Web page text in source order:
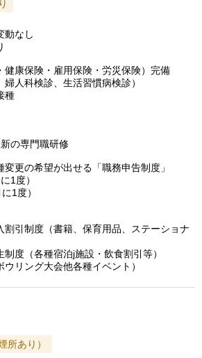
動なし
健康保険・雇用保険・労災保険）完備
婦人科検診、生活習慣病検診）
種
の専門職研修
変更の希望が出せる「職務申告制度」
1度）
1度）
割引制度（書籍、保育用品、ステーショナ
制度（各種宿泊j施設・飲食割引等）
ウリング大会他各種イベント）
所あり）